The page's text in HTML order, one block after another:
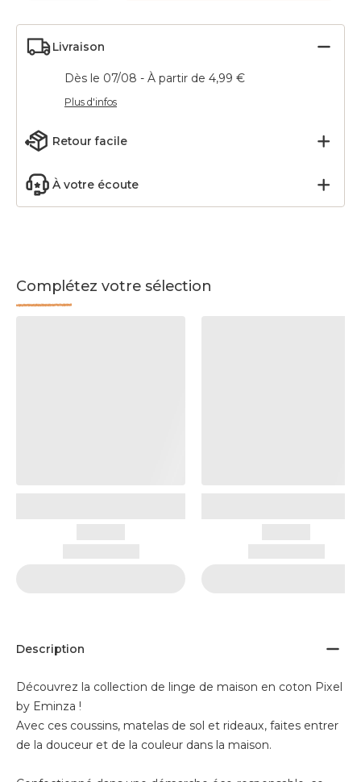
Livraison
Dès le 07/08 - À partir de 4,99 €
Plus d'infos
Retour facile
À votre écoute
Complétez votre sélection
Description
Découvrez la collection de linge de maison en coton Pixel
by Eminza !
Avec ces coussins, matelas de sol et rideaux, faites entrer
de la douceur et de la couleur dans la maison.